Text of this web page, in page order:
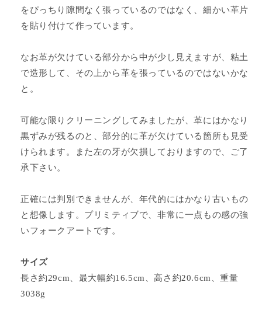
減
ら
す
増
や
をぴっちり隙間なく張っているのではなく、細かい革片
を貼り付けて作っています。
なお革が欠けている部分から中が少し見えますが、粘土
で造形して、その上から革を張っているのではないかな
と。
可能な限りクリーニングしてみましたが、革にはかなり
黒ずみが残るのと、部分的に革が欠けている箇所も見受
けられます。また左の牙が欠損しておりますので、ご了
承下さい。
正確には判別できませんが、年代的にはかなり古いもの
と想像します。プリミティブで、非常に一点もの感の強
いフォークアートです。
サイズ
長さ約29cm、最大幅約16.5cm、高さ約20.6cm、重量
3038g